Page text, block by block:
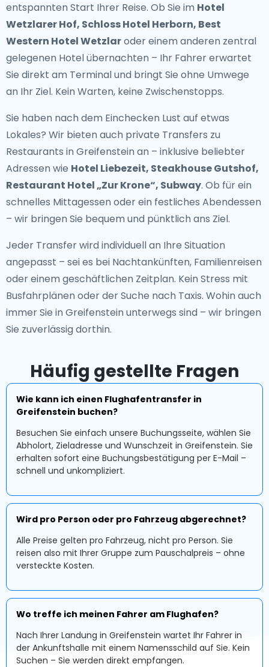
entspannten Start Ihrer Reise. Ob Sie im Hotel
Wetzlarer Hof, Schloss Hotel Herborn, Best
Western Hotel Wetzlaroder einem anderen zentral
gelegenen Hotel übernachten – Ihr Fahrer erwartet
Sie direkt am Terminal und bringt Sie ohne Umwege
an Ihr Ziel. Kein Warten, keine Zwischenstopps.
Sie haben nach dem Einchecken Lust auf etwas
Lokales? Wir bieten auch private Transfers zu
Restaurants in Greifenstein an – inklusive beliebter
Adressen wie Hotel Liebezeit, Steakhouse Gutshof,
Restaurant Hotel „Zur Krone“, Subway. Ob für ein
schnelles Mittagessen oder ein festliches Abendessen
– wir bringen Sie bequem und pünktlich ans Ziel.
Jeder Transfer wird individuell an Ihre Situation
angepasst – sei es bei Nachtankünften, Familienreisen
oder einem geschäftlichen Zeitplan. Kein Stress mit
Busfahrplänen oder der Suche nach Taxis. Wohin auch
immer Sie in Greifenstein unterwegs sind – wir bringen
Sie zuverlässig dorthin.
Häufig gestellte Fragen
Wie kann ich einen Flughafentransfer in
Greifenstein buchen?
Besuchen Sie einfach unsere Buchungsseite, wählen Sie
Abholort, Zieladresse und Wunschzeit in Greifenstein. Sie
erhalten sofort eine Buchungsbestätigung per E-Mail –
schnell und unkompliziert.
Wird pro Person oder pro Fahrzeug abgerechnet?
Alle Preise gelten pro Fahrzeug, nicht pro Person. Sie
reisen also mit Ihrer Gruppe zum Pauschalpreis – ohne
versteckte Kosten.
Wo treffe ich meinen Fahrer am Flughafen?
Nach Ihrer Landung in Greifenstein wartet Ihr Fahrer in
der Ankunftshalle mit einem Namensschild auf Sie. Kein
Suchen – Sie werden direkt empfangen.